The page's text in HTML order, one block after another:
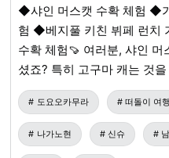
◆샤인 머스캣 수확 체험 ◆
험 ◆베지풀 키친 뷔페 런치 가이드와 함께하는 사이클링 &
수확 체험🍠 여러분, 샤인
셨죠? 특히 고구마 캐는 것
다. 열심히 흙을 파셨습니다! 사이클링이 끝난 후에는 미치노
에키 미나미신슈 도요오카
Minamishinshu Toyooka
Kitchen)에서 뷔페 런치🥗🍽️
도요오카무라 떠돌이 여
나가노현 신슈